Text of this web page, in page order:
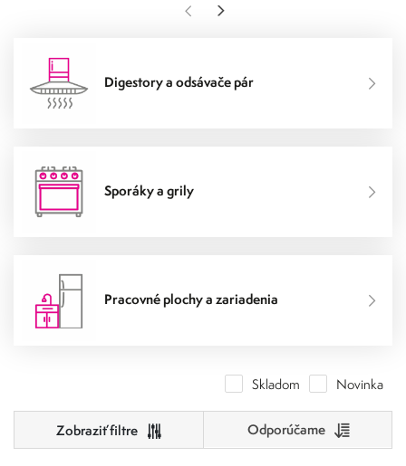
Typ nečistôt, ktoré sa majú odstrániť
Digestory a odsávače pár
Sporáky a grily
Pracovné plochy a zariadenia
Skladom Novinka
Odporúčame